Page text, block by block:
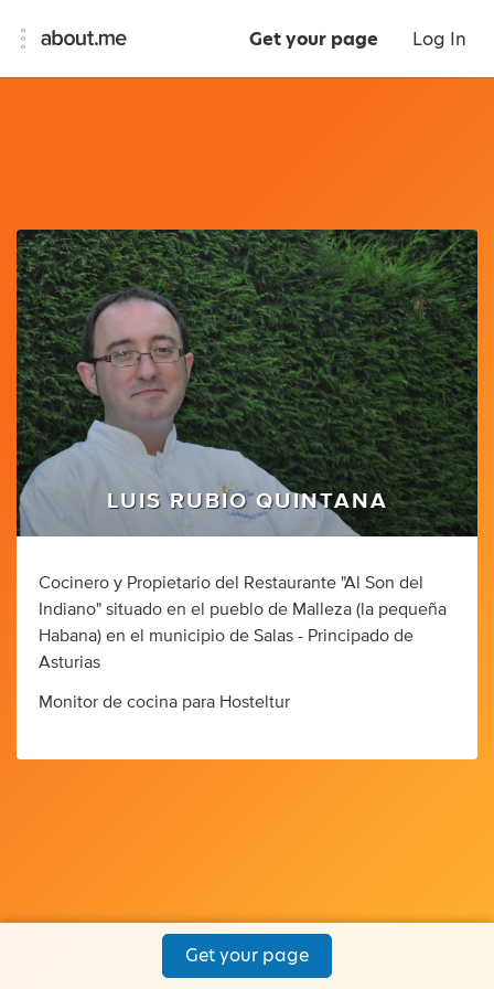
Get your page Log In
LUIS RUBIO QUINTANA
Cocinero y Propietario del Restaurante "Al Son del
Indiano" situado en el pueblo de Malleza (la pequeña
Habana) en el municipio de Salas - Principado de
Asturias
Monitor de cocina para Hosteltur
Get your page